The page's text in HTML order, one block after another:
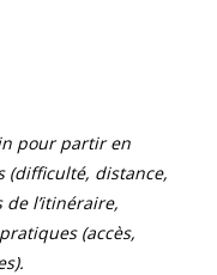
pour partir en
(difficulté, distance,
l’itinéraire,
(accès,